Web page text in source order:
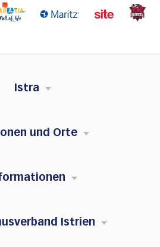
Istra
und Orte
Istrien